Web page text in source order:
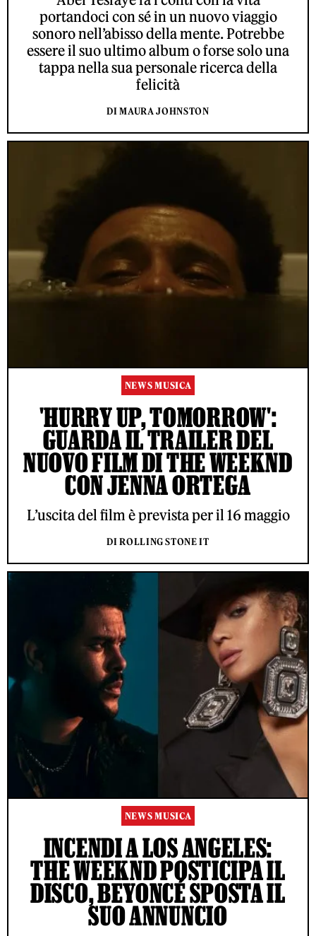
portandoci con sé in un nuovo viaggio
sonoro nell’abisso della mente. Potrebbe
essere il suo ultimo album o forse solo una
tappa nella sua personale ricerca della
felicità
DI MAURA JOHNSTON
NEWS MUSICA
'HURRY UP, TOMORROW':
GUARDA IL TRAILER DEL
NUOVO FILM DI THE WEEKND
CON JENNA ORTEGA
L’uscita del film è prevista per il 16 maggio
DI ROLLING STONE IT
NEWS MUSICA
INCENDI A LOS ANGELES:
THE WEEKND POSTICIPA IL
DISCO, BEYONCÉ SPOSTA IL
SUO ANNUNCIO